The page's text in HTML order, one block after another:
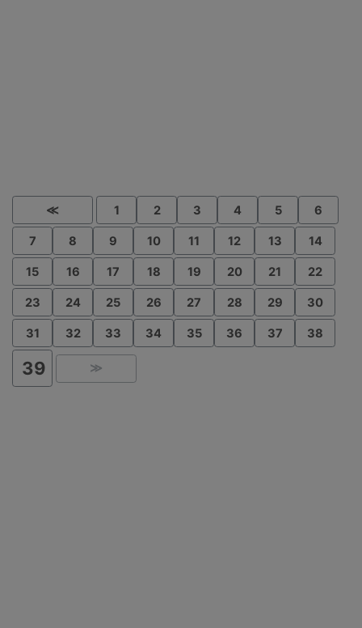
≪ 1 2 3 4 5 6
7 8 9 10 11 12 13 14
15 16 17 18 19 20 21 22
23 24 25 26 27 28 29 30
31 32 33 34 35 36 37 38
39 ≫